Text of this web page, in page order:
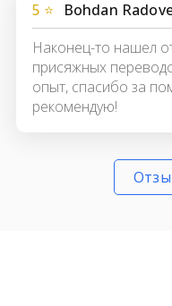
5 ⭐
Bohdan
Наконец-то нашел
присяжных
опыт, спасибо за
рекомендую!